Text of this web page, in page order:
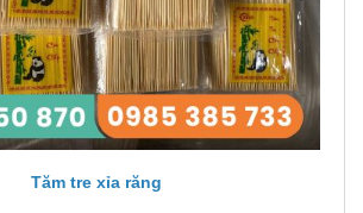
Tăm tre xỉa răng